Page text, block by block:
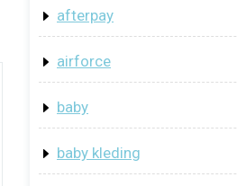
afterpay
airforce
baby
baby kleding